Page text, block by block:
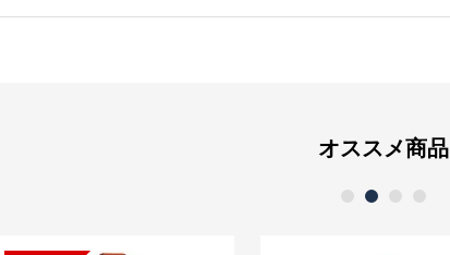
オススメ商品
1 2 3 4